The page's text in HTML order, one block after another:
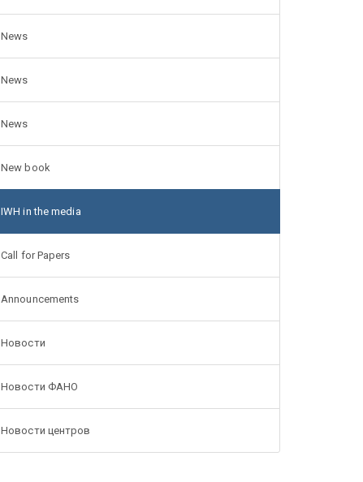
News
News
News
New book
IWH in the media
Call for Papers
Announcements
Новости
Новости ФАНО
Новости центров